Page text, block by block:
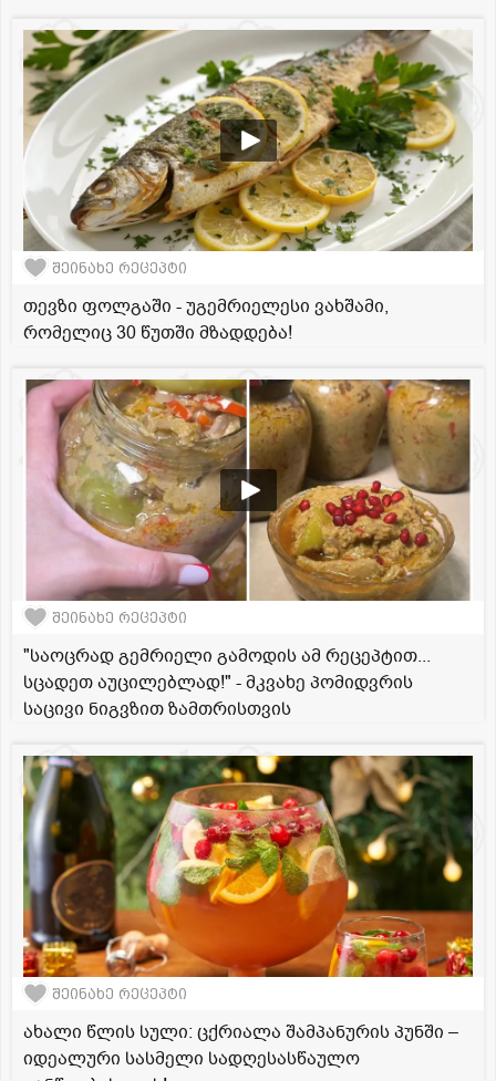
შეინახე რეცეპტი
თევზი ფოლგაში - უგემრიელესი ვახშამი,
რომელიც 30 წუთში მზადდება!
შეინახე რეცეპტი
"საოცრად გემრიელი გამოდის ამ რეცეპტით...
სცადეთ აუცილებლად!" - მკვახე პომიდვრის
საცივი ნიგვზით ზამთრისთვის
შეინახე რეცეპტი
ახალი წლის სული: ცქრიალა შამპანურის პუნში –
იდეალური სასმელი სადღესასწაულო